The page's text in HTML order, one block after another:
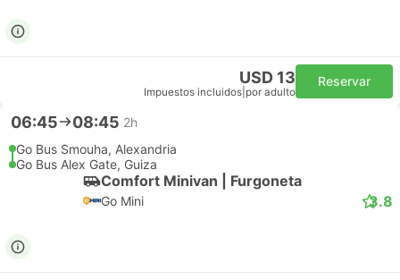
USD 13
Impuestos incluidos por adulto
Reservar
06:45 08:45 2h
Go Bus Smouha, Alexandria
Go Bus Alex Gate, Guiza
Comfort Minivan | Furgoneta
Go Mini 3.8